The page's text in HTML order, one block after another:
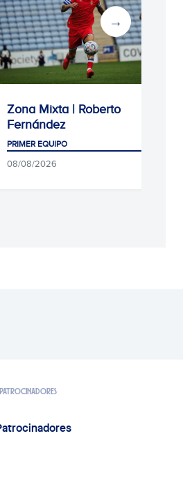
Zona Mixta | Roberto
Fernández
PRIMER EQUIPO
08/08/2026
PATROCINADORES